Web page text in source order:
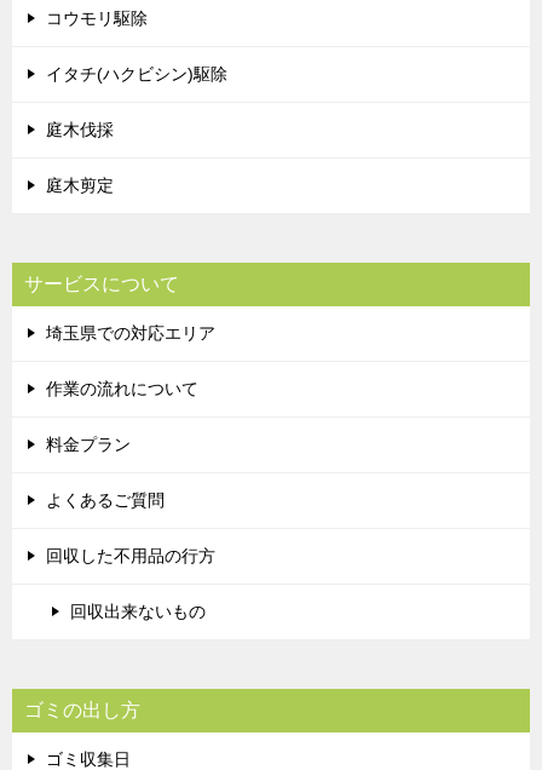
コウモリ駆除
イタチ(ハクビシン)駆除
庭木伐採
庭木剪定
サービスについて
埼玉県での対応エリア
作業の流れについて
料金プラン
よくあるご質問
回収した不用品の行方
回収出来ないもの
ゴミの出し方
ゴミ収集日